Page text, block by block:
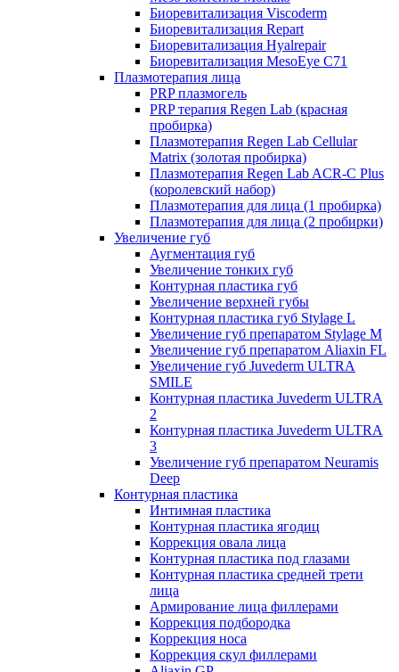
Биоревитализация Viscoderm
Биоревитализация Repart
Биоревитализация Hyalrepair
Биоревитализация MesoEye C71
Плазмотерапия лица
PRP плазмогель
PRP терапия Regen Lab (красная
пробирка)
Плазмотерапия Regen Lab Cellular
Matrix (золотая пробирка)
Плазмотерапия Regen Lab ACR-C Plus
(королевский набор)
Плазмотерапия для лица (1 пробирка)
Плазмотерапия для лица (2 пробирки)
Увеличение губ
Аугментация губ
Увеличение тонких губ
Контурная пластика губ
Увеличение верхней губы
Контурная пластика губ Stylage L
Увеличение губ препаратом Stylage M
Увеличение губ препаратом Aliaxin FL
Увеличение губ Juvederm ULTRA
SMILE
Контурная пластика Juvederm ULTRA
2
Контурная пластика Juvederm ULTRA
3
Увеличение губ препаратом Neuramis
Deep
Контурная пластика
Интимная пластика
Контурная пластика ягодиц
Коррекция овала лица
Контурная пластика под глазами
Контурная пластика средней трети
лица
Армирование лица филлерами
Коррекция подбородка
Коррекция носа
Коррекция скул филлерами